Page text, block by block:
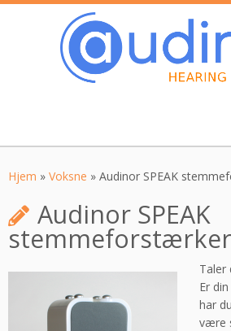
Fortsæt
Hjem » Voksne » Audinor SPEAK
Audinor SPEAK
stemmeforstærker
Taler
Er
har
være